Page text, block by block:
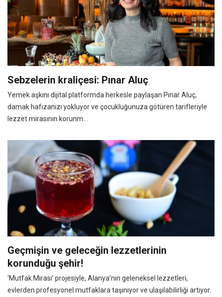
Sebzelerin kraliçesi: Pınar Aluç
Yemek aşkını dijital platformda herkesle paylaşan Pınar Aluç,
damak hafızanızı yokluyor ve çocukluğunuza götüren tarifleriyle
lezzet mirasının korunm...
Geçmişin ve geleceğin lezzetlerinin
korunduğu şehir!
‘Mutfak Mirası’ projesiyle, Alanya’nın geleneksel lezzetleri,
evlerden profesyonel mutfaklara taşınıyor ve ulaşılabilirliği artıyor.